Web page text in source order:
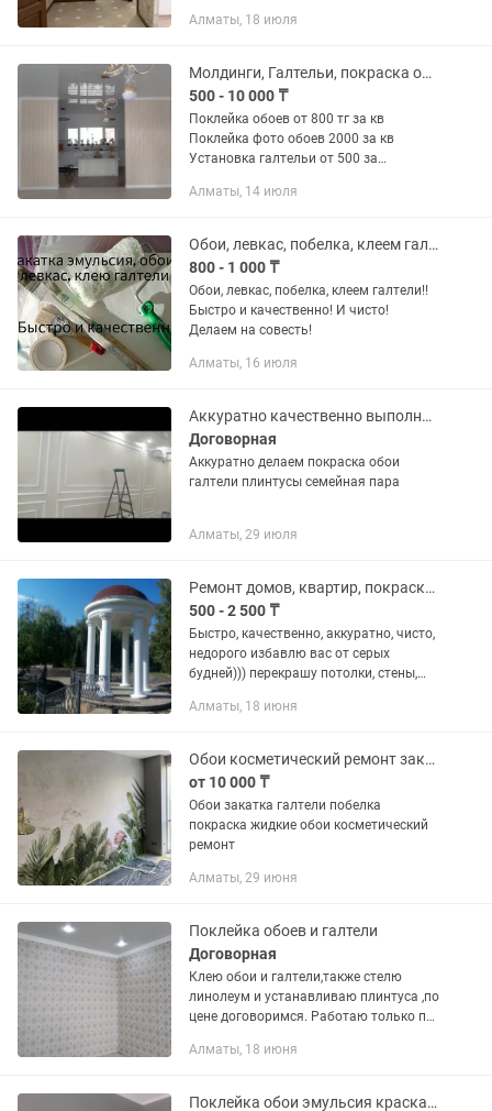
3)поклейка галтелев 4)Демонтаж
Алматы, 18 июля
Молдинги, Галтельи, покраска обои в любое время
500 - 10 000 ₸
Поклейка обоев от 800 тг за кв
Поклейка фото обоев 2000 за кв
Установка галтельи от 500 за
рейка панель, уголки для обоев
Алматы, 14 июля
Обои, левкас, побелка, клеем галтели
800 - 1 000 ₸
Обои, левкас, побелка, клеем галтели!!
Быстро и качественно! И чисто!
Делаем на совесть!
Алматы, 16 июля
Аккуратно качественно выполняем покраска галтели клеем обои плинтусы
Договорная
Аккуратно делаем покраска обои
галтели плинтусы семейная пара
Алматы, 29 июля
Ремонт домов, квартир, покраска, закатка, обои,галтели, плинтуса!
500 - 2 500 ₸
Быстро, качественно, аккуратно, чисто,
недорого избавлю вас от серых
будней))) перекрашу потолки, стены,
постелю ламинат, линолеум,
Алматы, 18 июня
Обои косметический ремонт закатка галтели побелка покраска жидкие обои
от 10 000 ₸
Обои закатка галтели побелка
покраска жидкие обои косметический
ремонт
Алматы, 29 июня
Поклейка обоев и галтели
Договорная
Клею обои и галтели,также стелю
линолеум и устанавливаю плинтуса ,по
цене договоримся. Работаю только по
небольшой объем работы , то можно и
Алматы, 18 июня
Поклейка обои эмульсия краска галтели Левкас